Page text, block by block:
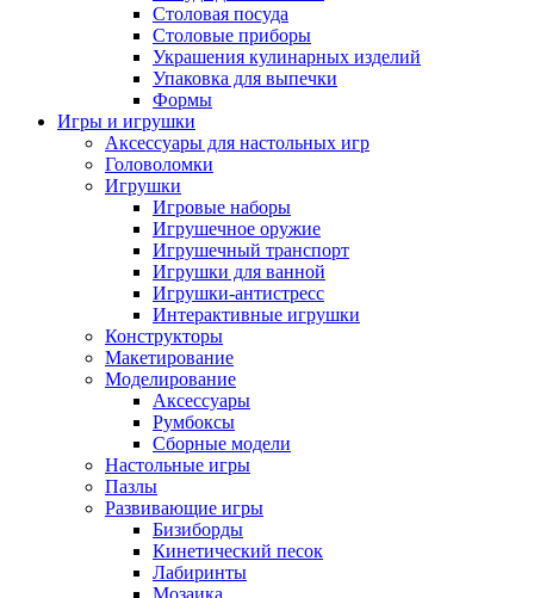
Столовая посуда
Столовые приборы
Украшения кулинарных изделий
Упаковка для выпечки
Формы
Игры и игрушки
Аксессуары для настольных игр
Головоломки
Игрушки
Игровые наборы
Игрушечное оружие
Игрушечный транспорт
Игрушки для ванной
Игрушки-антистресс
Интерактивные игрушки
Конструкторы
Макетирование
Моделирование
Аксессуары
Румбоксы
Сборные модели
Настольные игры
Пазлы
Развивающие игры
Бизиборды
Кинетический песок
Лабиринты
Мозаика